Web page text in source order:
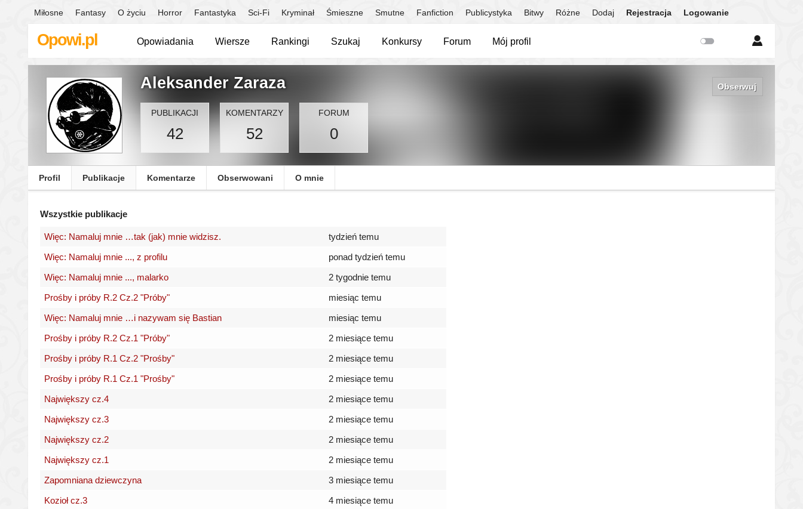
Miłosne Fantasy O życiu Horror Fantastyka Sci-Fi Kryminał Śmieszne Smutne Fanfiction Publicystyka Bitwy Różne Dodaj Rejestracja Logowanie
Opowi.pl Opowiadania Wiersze Rankingi Szukaj Konkursy Forum Mój profil
Aleksander Zaraza
PUBLIKACJI
42
KOMENTARZY
52
FORUM
0
Profil Publikacje Komentarze Obserwowani O mnie
Obserwuj
Wszystkie publikacje
Więc: Namaluj mnie …tak (jak) mnie widzisz.
tydzień temu
Więc: Namaluj mnie ..., z profilu
ponad tydzień temu
Więc: Namaluj mnie ..., malarko
2 tygodnie temu
Prośby i próby R.2 Cz.2 "Próby"
miesiąc temu
Więc: Namaluj mnie …i nazywam się Bastian
miesiąc temu
Prośby i próby R.2 Cz.1 "Próby"
2 miesiące temu
Prośby i próby R.1 Cz.2 "Prośby"
2 miesiące temu
Prośby i próby R.1 Cz.1 "Prośby"
2 miesiące temu
Największy cz.4
2 miesiące temu
Największy cz.3
2 miesiące temu
Największy cz.2
2 miesiące temu
Największy cz.1
2 miesiące temu
Zapomniana dziewczyna
3 miesiące temu
Kozioł cz.3
4 miesiące temu